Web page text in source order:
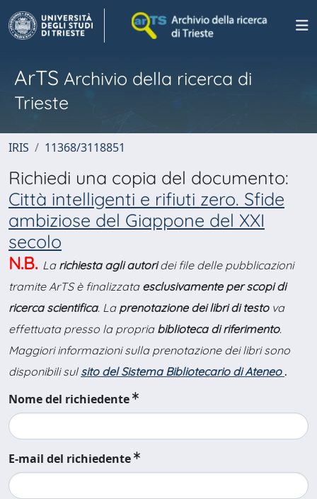
ArTS Archivio della ricerca di
Trieste
IRIS 11368/3118851
Richiedi una copia del documento:
Città intelligenti e rifiuti zero. Sfide
ambiziose del Giappone del XXI
secolo
N.B. La richiesta agli autoridei file delle pubblicazioni
tramite ArTS è finalizzata esclusivamente per scopi di
ricerca scientifica. La prenotazione dei libri di testova
effettuata presso la propria biblioteca di riferimento.
Maggiori informazioni sulla prenotazione dei libri sono
disponibili sul sito del Sistema Bibliotecario di Ateneo .
Nome del richiedente
E-mail del richiedente